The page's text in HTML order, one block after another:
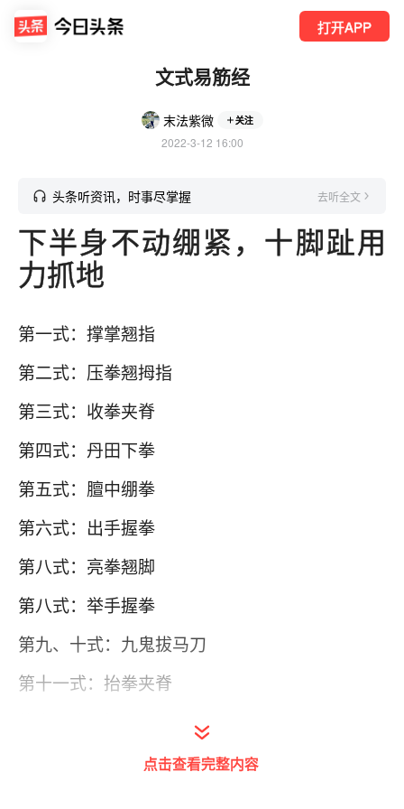
打开APP
文式易筋经
末法紫微 关注
2022-3-12 16:00
头条听资讯，时事尽掌握 去听全文
下半身不动绷紧，十脚趾用
力抓地
第一式：撑掌翘指
第二式：压拳翘拇指
第三式：收拳夹脊
第四式：丹田下拳
第五式：膻中绷拳
第六式：出手握拳
第八式：亮拳翘脚
第八式：举手握拳
第九、十式：九鬼拔马刀
第十一式：抬拳夹脊
点击查看完整内容